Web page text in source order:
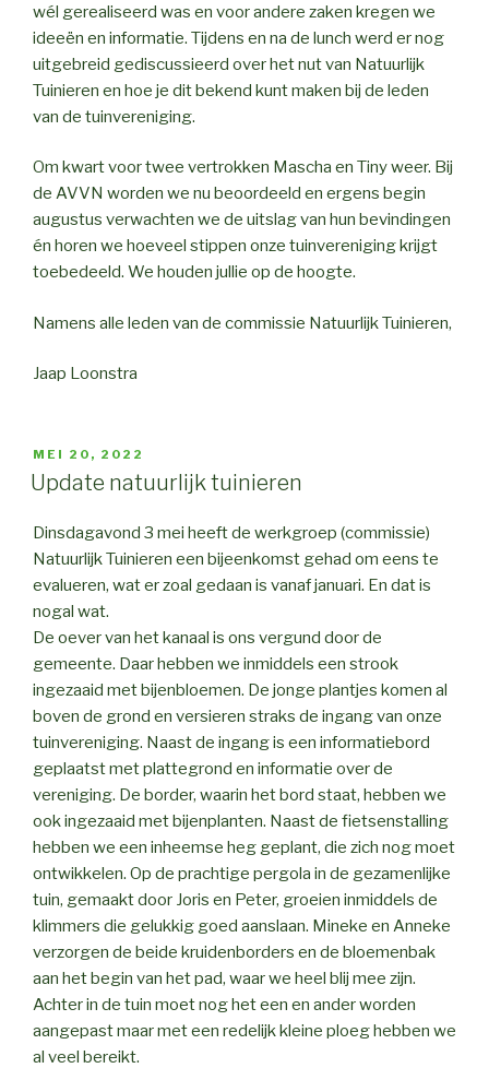
wél gerealiseerd was en voor andere zaken kregen we
ideeën en informatie. Tijdens en na de lunch werd er nog
uitgebreid gediscussieerd over het nut van Natuurlijk
Tuinieren en hoe je dit bekend kunt maken bij de leden
van de tuinvereniging.
Om kwart voor twee vertrokken Mascha en Tiny weer. Bij
de AVVN worden we nu beoordeeld en ergens begin
augustus verwachten we de uitslag van hun bevindingen
én horen we hoeveel stippen onze tuinvereniging krijgt
toebedeeld. We houden jullie op de hoogte.
Namens alle leden van de commissie Natuurlijk Tuinieren,
Jaap Loonstra
GEPLAATST
OP
MEI 20, 2022
Update natuurlijk tuinieren
Dinsdagavond 3 mei heeft de werkgroep (commissie)
Natuurlijk Tuinieren een bijeenkomst gehad om eens te
evalueren, wat er zoal gedaan is vanaf januari. En dat is
nogal wat.
De oever van het kanaal is ons vergund door de
gemeente. Daar hebben we inmiddels een strook
ingezaaid met bijenbloemen. De jonge plantjes komen al
boven de grond en versieren straks de ingang van onze
tuinvereniging. Naast de ingang is een informatiebord
geplaatst met plattegrond en informatie over de
vereniging. De border, waarin het bord staat, hebben we
ook ingezaaid met bijenplanten. Naast de fietsenstalling
hebben we een inheemse heg geplant, die zich nog moet
ontwikkelen. Op de prachtige pergola in de gezamenlijke
tuin, gemaakt door Joris en Peter, groeien inmiddels de
klimmers die gelukkig goed aanslaan. Mineke en Anneke
verzorgen de beide kruidenborders en de bloemenbak
aan het begin van het pad, waar we heel blij mee zijn.
Achter in de tuin moet nog het een en ander worden
aangepast maar met een redelijk kleine ploeg hebben we
al veel bereikt.